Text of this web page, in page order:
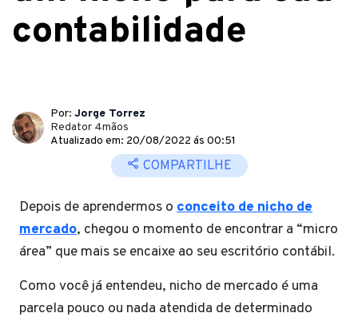
contabilidade
Por: Jorge Torrez
Redator 4mãos
Atualizado em: 20/08/2022 ás 00:51
COMPARTILHE
Depois de aprendermos o conceito de nicho de
mercado, chegou o momento de encontrar a “micro
área” que mais se encaixe ao seu escritório contábil.
Como você já entendeu, nicho de mercado é uma
parcela pouco ou nada atendida de determinado